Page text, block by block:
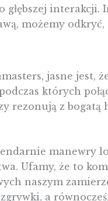
możemy
jasne
których
rezonują z
manewry
Ufamy, że to
naszym
a